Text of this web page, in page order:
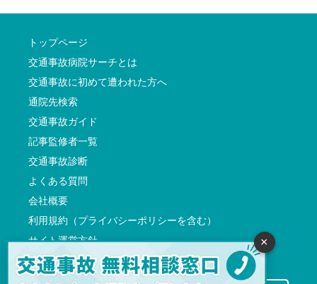
トップページ
交通事故病院サーチとは
交通事故に初めて遭われた方へ
通院先検索
交通事故ガイド
記事監修者一覧
交通事故診断
よくある質問
会社概要
利用規約（プライバシーポリシーを含む）
サイト運営方針
反社会的勢力に対する基本方針
×